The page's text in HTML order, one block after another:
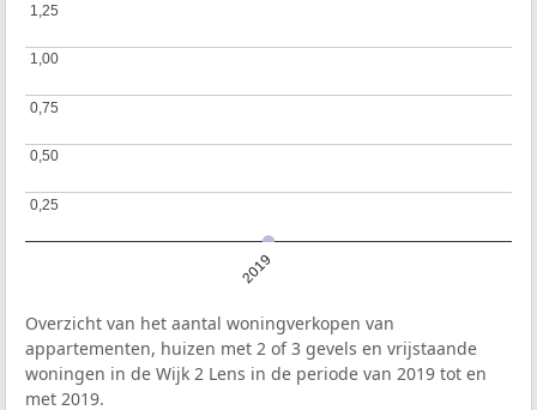
2019
0,25
0,25
0,50
0,50
0,75
0,75
1,00
1,00
1,25
1,25
Overzicht van het aantal woningverkopen van
appartementen, huizen met 2 of 3 gevels en vrijstaande
woningen in de Wijk 2 Lens in de periode van 2019 tot en
met 2019.